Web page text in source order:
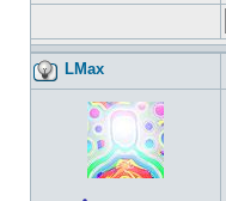
LMax